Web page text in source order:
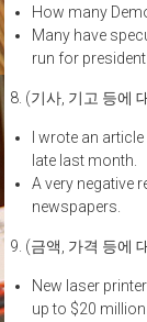
How many
Many have
run for president
8. (기사, 기고 등에
I wrote an
late last month.
A very negative
newspapers.
9. (금액, 가격 등에
New laser
up to $20